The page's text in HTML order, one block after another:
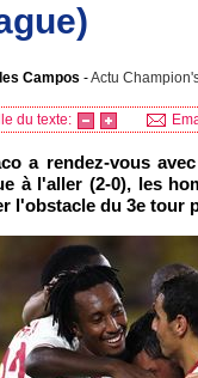
Campos -Actu
du texte:
a rendez-vous
à l'aller (2-0), les
l'obstacle du 3e tour